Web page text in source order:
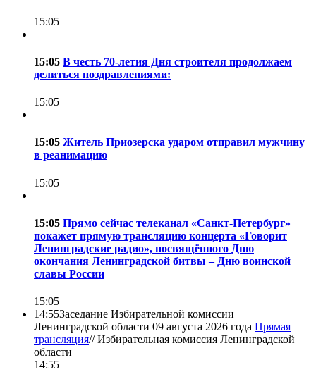
15:05
15:05 В честь 70-летия Дня строителя продолжаем
делиться поздравлениями:
15:05
15:05 Житель Приозерска ударом отправил мужчину
в реанимацию
15:05
15:05 Прямо сейчас телеканал «Санкт-Петербург»
покажет прямую трансляцию концерта «Говорит
Ленинградские радио», посвящённого Дню
окончания Ленинградской битвы – Дню воинской
славы России
15:05
14:55Заседание Избирательной комиссии
Ленинградской области 09 августа 2026 года Прямая
трансляция//Избирательная комиссия Ленинградской
области
14:55